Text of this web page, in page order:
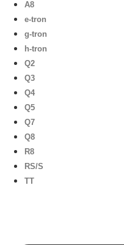
A8
e-tron
g-tron
h-tron
Q2
Q3
Q4
Q5
Q7
Q8
R8
RS/S
TT